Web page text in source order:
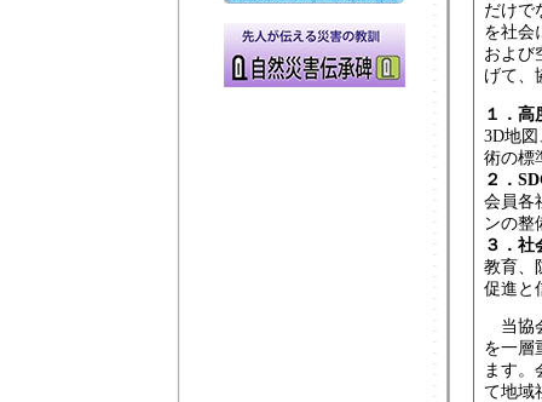
だけで
を社会
および
げて、
１．高
3D地
術の標
２．
会員各
ンの整
３．社
教育、
促進と
当協
を一層
ます。
て地域